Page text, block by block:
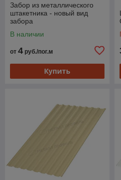
Забор из металлического
штакетника - новый вид
забора
В наличии
от 4 руб./пог.м
Купить